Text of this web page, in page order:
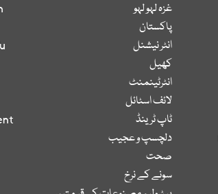
غزہ لہو لہو
پاکستان
انٹر نیشنل
کھیل
انٹرٹینمنٹ
لائف اسٹائل
ٹاپ ٹرینڈ
دلچسپ و عجیب
صحت
سونے کے نرخ